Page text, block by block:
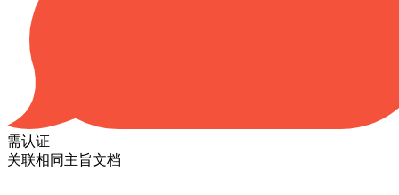
需认证
关联相同主旨文档